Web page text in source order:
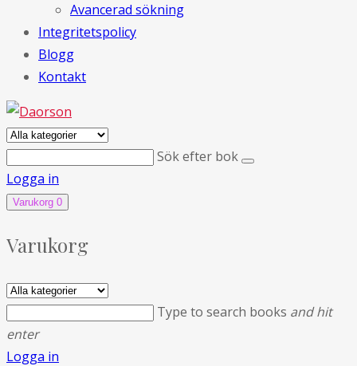
Avancerad sökning
Integritetspolicy
Blogg
Kontakt
Sök efter bok
Logga in
Varukorg 0
Varukorg
Type to search books and hit
enter
Logga in